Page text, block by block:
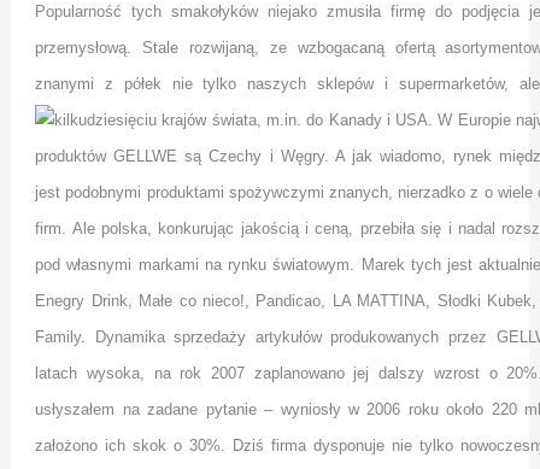
Popularność tych smakołyków niejako zmusiła firmę do podjęcia
przemysłową. Stale rozwijaną, ze wzbogacaną ofertą
znanymi z półek nie tylko naszych sklepów i supermarketów,
kilkudziesięciu krajów świata, m.in. do Kanady i USA. W Europie
produktów GELLWE są Czechy i Węgry. A jak wiadomo, rynek
jest podobnymi produktami spożywczymi znanych, nierzadko z o wiele
firm. Ale polska, konkurując jakością i ceną, przebiła się i nadal
pod własnymi markami na rynku światowym. Marek tych jest
Enegry Drink, Małe co nieco!, Pandicao, LA MATTINA, Słodki
Family. Dynamika sprzedaży artykułów produkowanych przez
latach wysoka, na rok 2007 zaplanowano jej dalszy wzrost o
usłyszałem na zadane pytanie – wyniosły w 2006 roku około 220
założono ich skok o 30%. Dziś firma dysponuje nie tylko